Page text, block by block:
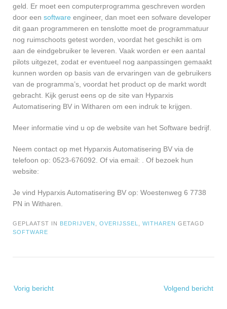
geld. Er moet een computerprogramma geschreven worden
door een software engineer, dan moet een sofware developer
dit gaan programmeren en tenslotte moet de programmatuur
nog ruimschoots getest worden, voordat het geschikt is om
aan de eindgebruiker te leveren. Vaak worden er een aantal
pilots uitgezet, zodat er eventueel nog aanpassingen gemaakt
kunnen worden op basis van de ervaringen van de gebruikers
van de programma’s, voordat het product op de markt wordt
gebracht. Kijk gerust eens op de site van Hyparxis
Automatisering BV in Witharen om een indruk te krijgen.
Meer informatie vind u op de website van het Software bedrijf.
Neem contact op met Hyparxis Automatisering BV via de
telefoon op: 0523-676092. Of via email:
. Of bezoek hun
website:
Je vind Hyparxis Automatisering BV op: Woestenweg 6 7738
PN in Witharen.
GEPLAATST IN BEDRIJVEN OVERIJSSEL WITHAREN GETAGD
SOFTWARE
navigatie
Vorig bericht Volgend bericht